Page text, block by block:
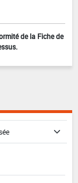
de la Fiche de